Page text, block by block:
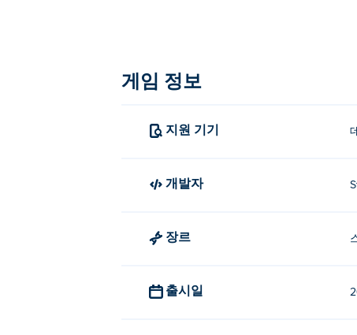
수 있습니다. 범죄자는 스스로 잡히지 않
더 빨리 달리려면 마우스 왼쪽 버
이동: A/D 키 또는 좌우 방향키
Hero VS Criminal은 Poki에서 무료로 플레
게임 정보
지원 기기
개발자
장르
출시일